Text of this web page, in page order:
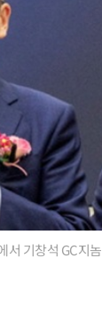
서 기창석 GC지놈